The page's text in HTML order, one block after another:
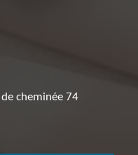
cheminée 74